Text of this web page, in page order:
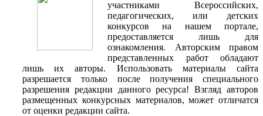
участниками Всероссийских,
педагогических, или детских
конкурсов на нашем портале,
предоставляется лишь для
ознакомления. Авторским правом
представленных работ обладают
лишь их авторы. Использовать материалы сайта
разрешается только после получения специального
разрешения редакции данного ресурса! Взгляд авторов
размещенных конкурсных материалов, может отличатся
от оценки редакции сайта.